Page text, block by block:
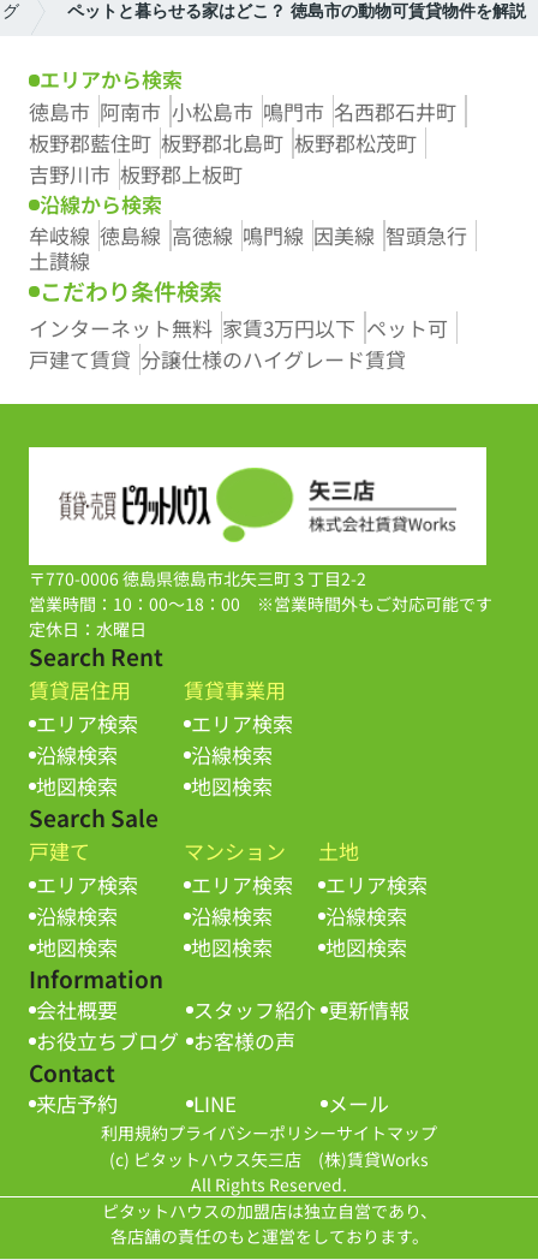
ペットと暮らせる家はどこ？ 徳島市の動物可賃貸物件を解説
エリアから検索
徳島市 阿南市 小松島市 鳴門市 名西郡石井町
板野郡藍住町 板野郡北島町 板野郡松茂町
吉野川市 板野郡上板町
沿線から検索
牟岐線 徳島線 高徳線 鳴門線 因美線 智頭急行
土讃線
こだわり条件検索
インターネット無料 家賃3万円以下 ペット可
戸建て賃貸 分譲仕様のハイグレード賃貸
〒770-0006 徳島県徳島市北矢三町３丁目2-2
営業時間：10：00～18：00 ※営業時間外もご対応可能です
定休日：水曜日
Search Rent
賃貸居住用
エリア検索
沿線検索
地図検索
賃貸事業用
エリア検索
沿線検索
地図検索
Search Sale
戸建て
エリア検索
沿線検索
地図検索
マンション
エリア検索
沿線検索
地図検索
土地
エリア検索
沿線検索
地図検索
Information
会社概要 スタッフ紹介 更新情報
お役立ちブログ お客様の声
Contact
来店予約 LINE メール
利用規約プライバシーポリシーサイトマップ
(c) ピタットハウス矢三店 (株)賃貸Works
All Rights Reserved.
ピタットハウスの加盟店は独立自営であり、
各店舗の責任のもと運営をしております。